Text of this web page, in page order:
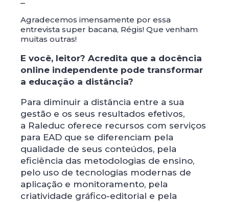
Agradecemos imensamente por essa
entrevista super bacana, Régis! Que venham
muitas outras!
E você, leitor? Acredita que a docência
online independente pode transformar
a educação a distância?
Para diminuir a distância entre a sua
gestão e os seus resultados efetivos,
a Raleduc oferece recursos com serviços
para EAD que se diferenciam pela
qualidade de seus conteúdos, pela
eficiência das metodologias de ensino,
pelo uso de tecnologias modernas de
aplicação e monitoramento, pela
criatividade gráfico-editorial e pela